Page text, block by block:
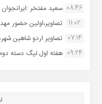
08:46 سعید مفتخر :ایرانجوان
11:02
تصاویر،اولین حضور
07:14 تصاویر اردو شاهین
09:24 هفته اول لیگ دسته